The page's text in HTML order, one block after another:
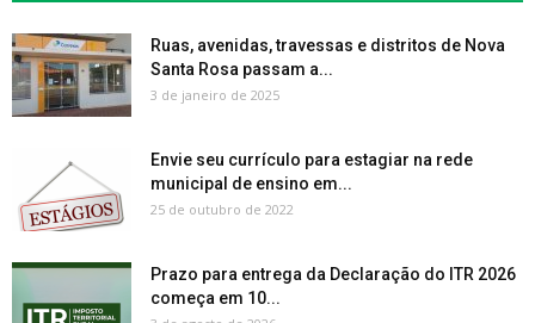
Ruas, avenidas, travessas e distritos de Nova
Santa Rosa passam a...
3 de janeiro de 2025
Envie seu currículo para estagiar na rede
municipal de ensino em...
25 de outubro de 2022
Prazo para entrega da Declaração do ITR 2026
começa em 10...